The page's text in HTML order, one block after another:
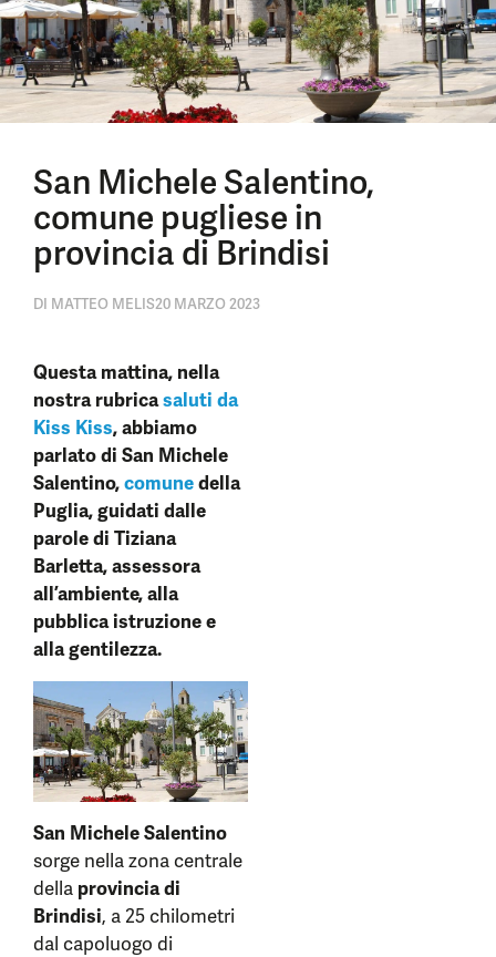
San Michele Salentino,
comune pugliese in
provincia di Brindisi
DI MATTEO MELIS20 MARZO 2023
Questa mattina, nella
nostra rubricasaluti da
Kiss Kiss, abbiamo
parlato di San Michele
Salentino,comunedella
Puglia, guidati dalle
parole di Tiziana
Barletta, assessora
all’ambiente, alla
pubblica istruzione e
alla gentilezza.
San Michele Salentino
sorge nella zona centrale
della provincia di
Brindisi, a 25 chilometri
dal capoluogo di